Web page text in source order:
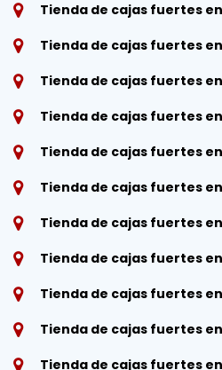
Tienda de cajas fuertes
Tienda de cajas fuertes
Tienda de cajas fuertes
Tienda de cajas fuertes
Tienda de cajas fuertes
Tienda de cajas fuertes
Tienda de cajas fuertes
Tienda de cajas fuertes
Tienda de cajas fuertes
Tienda de cajas fuertes
Tienda de cajas fuertes